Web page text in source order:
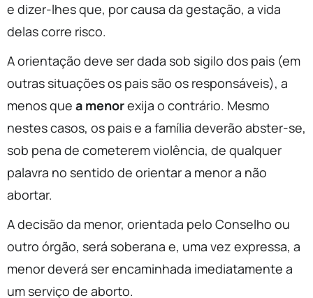
e dizer-lhes que, por causa da gestação, a vida
delas corre risco.
A orientação deve ser dada sob sigilo dos pais (em
outras situações os pais são os responsáveis), a
menos que a menorexija o contrário. Mesmo
nestes casos, os pais e a família deverão abster-se,
sob pena de cometerem violência, de qualquer
palavra no sentido de orientar a menor a não
abortar.
A decisão da menor, orientada pelo Conselho ou
outro órgão, será soberana e, uma vez expressa, a
menor deverá ser encaminhada imediatamente a
um serviço de aborto.